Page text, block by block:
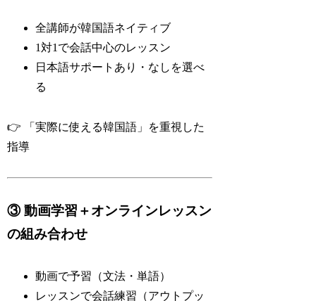
全講師が韓国語ネイティブ
1対1で会話中心のレッスン
日本語サポートあり・なしを選べ
る
👉 「実際に使える韓国語」を重視した
指導
③ 動画学習＋オンラインレッスン
の組み合わせ
動画で予習（文法・単語）
レッスンで会話練習（アウトプッ